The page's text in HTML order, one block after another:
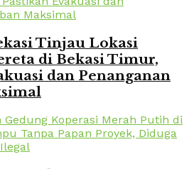
Tinjau Lokasi
di Bekasi Timur,
dan Penanganan